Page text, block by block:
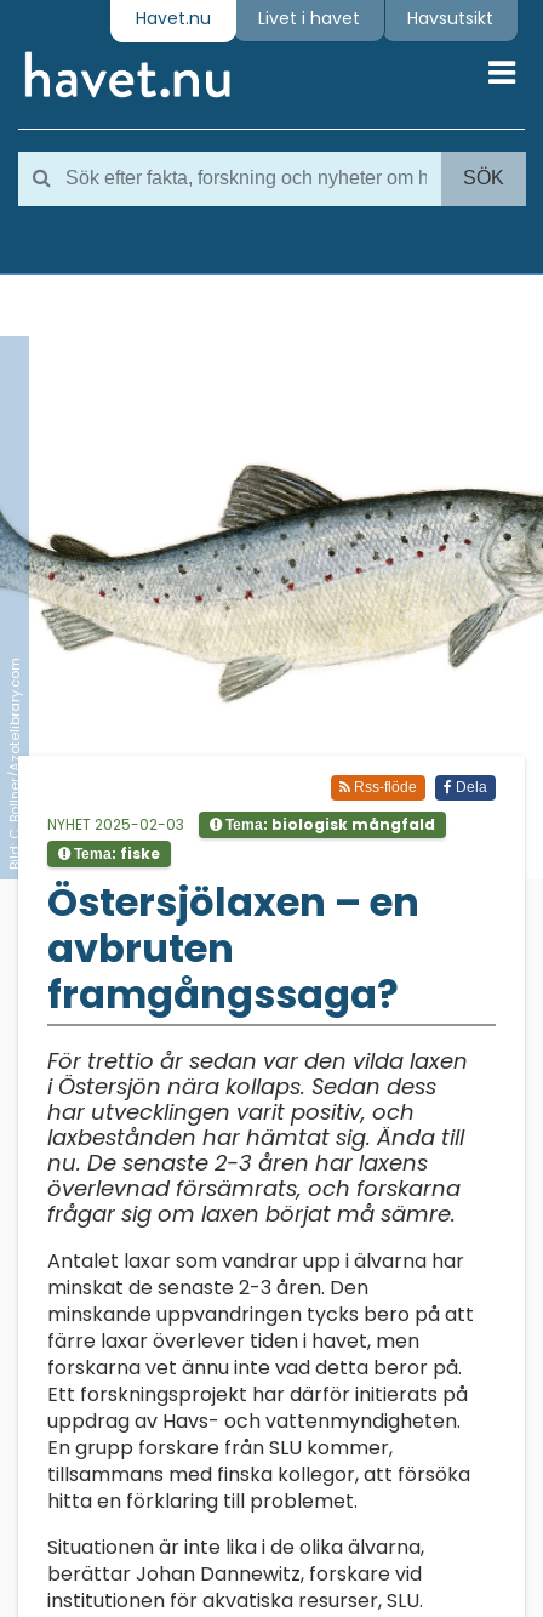
Havet.nu Livet i havet Havsutsikt
SÖK
Bild: C. Bollner/Azotelibrary.com Dela
Rss-flöde
NYHET 2025-02-03 Tema: biologisk mångfald
Tema: fiske
Östersjölaxen – en
avbruten
framgångssaga?
För trettio år sedan var den vilda laxen
i Östersjön nära kollaps. Sedan dess
har utvecklingen varit positiv, och
laxbestånden har hämtat sig. Ända till
nu. De senaste 2-3 åren har laxens
överlevnad försämrats, och forskarna
frågar sig om laxen börjat må sämre.
Antalet laxar som vandrar upp i älvarna har
minskat de senaste 2-3 åren. Den
minskande uppvandringen tycks bero på att
färre laxar överlever tiden i havet, men
forskarna vet ännu inte vad detta beror på.
Ett forskningsprojekt har därför initierats på
uppdrag av Havs- och vattenmyndigheten.
En grupp forskare från SLU kommer,
tillsammans med finska kollegor, att försöka
hitta en förklaring till problemet.
Situationen är inte lika i de olika älvarna,
berättar Johan Dannewitz, forskare vid
institutionen för akvatiska resurser, SLU.